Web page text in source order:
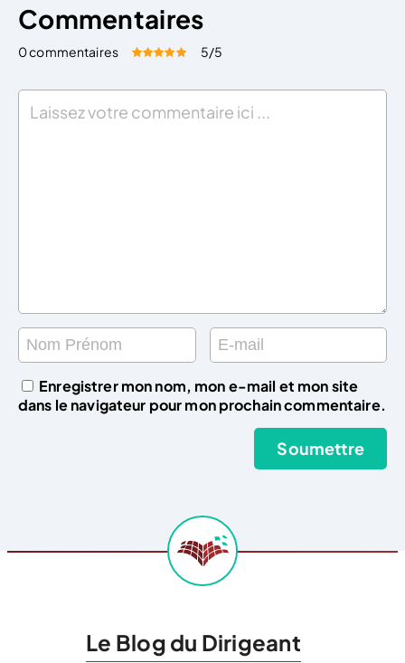
Commentaires
0 commentaires Évaluez cet article:
5/5
Enregistrer mon nom, mon e-mail et mon site
dans le navigateur pour mon prochain commentaire.
Le Blog du Dirigeant